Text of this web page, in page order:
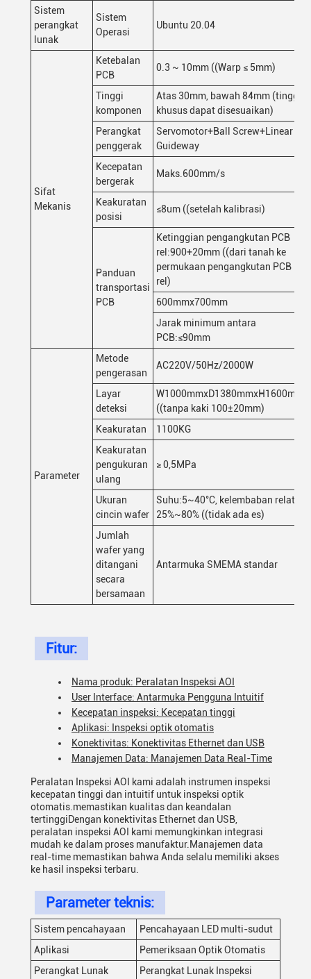
Sistem
perangkat
lunak
Sistem
Operasi
Ubuntu 20.04
Sifat
Mekanis
Ketebalan
PCB
0.3 ~ 10mm ((Warp ≤ 5mm)
Tinggi
komponen
Atas 30mm, bawah 84mm (tinggi
khusus dapat disesuaikan)
Perangkat
penggerak
Servomotor+Ball Screw+Linear
Guideway
Kecepatan
bergerak
Maks.600mm/s
Keakuratan
posisi
≤8um ((setelah kalibrasi)
Panduan
transportasi
PCB
Ketinggian pengangkutan PCB
rel:900+20mm ((dari tanah ke
permukaan pengangkutan PCB
rel)
600mmx700mm
Jarak minimum antara
PCB:≤90mm
Parameter
Metode
pengerasan
AC220V/50Hz/2000W
Layar
deteksi
W1000mmxD1380mmxH1600mm
((tanpa kaki 100±20mm)
Keakuratan
1100KG
Keakuratan
pengukuran
ulang
≥ 0,5MPa
Ukuran
cincin wafer
Suhu:5~40°C, kelembaban relatif
25%~80% ((tidak ada es)
Jumlah
wafer yang
ditangani
secara
bersamaan
Antarmuka SMEMA standar
Fitur:
Nama produk: Peralatan Inspeksi AOI
User Interface: Antarmuka Pengguna Intuitif
Kecepatan inspeksi: Kecepatan tinggi
Aplikasi: Inspeksi optik otomatis
Konektivitas: Konektivitas Ethernet dan USB
Manajemen Data: Manajemen Data Real-Time
Peralatan Inspeksi AOI kami adalah instrumen inspeksi
kecepatan tinggi dan intuitif untuk inspeksi optik
otomatis.memastikan kualitas dan keandalan
tertinggiDengan konektivitas Ethernet dan USB,
peralatan inspeksi AOI kami memungkinkan integrasi
mudah ke dalam proses manufaktur.Manajemen data
real-time memastikan bahwa Anda selalu memiliki akses
ke hasil inspeksi terbaru.
Parameter teknis:
Sistem pencahayaan
Pencahayaan LED multi-sudut
Aplikasi
Pemeriksaan Optik Otomatis
Perangkat Lunak
Perangkat Lunak Inspeksi